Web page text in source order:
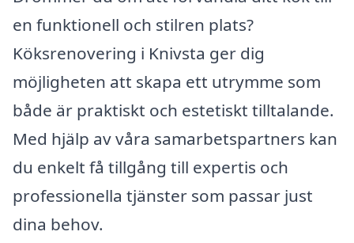
en funktionell och stilren plats?
Köksrenovering i Knivsta ger dig
möjligheten att skapa ett utrymme som
både är praktiskt och estetiskt tilltalande.
Med hjälp av våra samarbetspartners kan
du enkelt få tillgång till expertis och
professionella tjänster som passar just
dina behov.